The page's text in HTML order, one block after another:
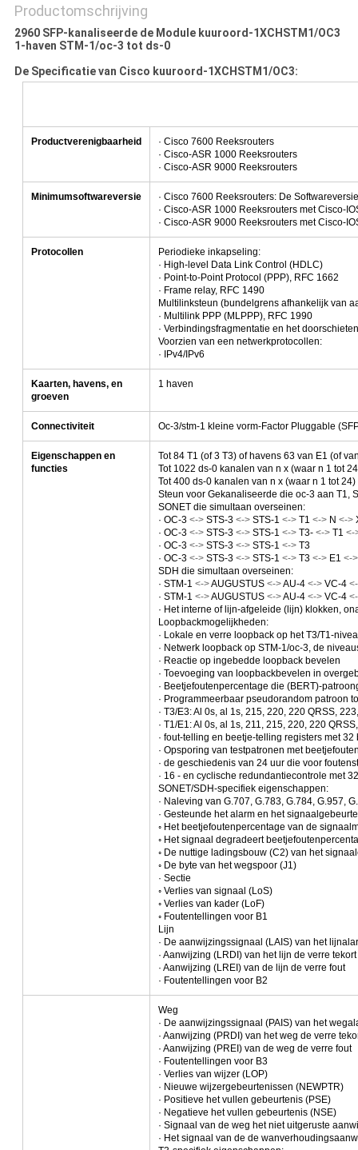
Productomschrijving
2960 SFP-kanaliseerde de Module kuuroord-1XCHSTM1/OC3
1-haven STM-1/oc-3 tot ds-0
De Specificatie van Cisco kuuroord-1XCHSTM1/OC3:
Productverenigbaarheid
· Cisco 7600 Reeksrouters
· Cisco-ASR 1000 Reeksrouters
· Cisco-ASR 9000 Reeksrouters
Minimumsoftwareversie
· Cisco 7600 Reeksrouters: De
· Cisco-ASR 1000 Reeksrouters met Cisco-
· Cisco-ASR 9000 Reeksrouters met Cisco-
Protocollen
Periodieke inkapseling:
· High-level Data Link Control (HDLC)
· Point-to-Point Protocol (PPP), RFC 1662
· Frame relay, RFC 1490
Multilinksteun (bundelgrens afhankelijk van
· Multilink PPP (MLPPP), RFC 1990
· Verbindingsfragmentatie en het
Voorzien van een netwerkprotocollen:
· IPv4/IPv6
Kaarten, havens, en
groeven
1 haven
Connectiviteit Oc-3/stm-1 kleine vorm-Factor Pluggable
Eigenschappen en
functies
Tot 84 T1 (of 3 T3) of havens 63 van E1 (of
Tot 1022 ds-0 kanalen van n x (waar n 1 tot
Tot 400 ds-0 kanalen van n x (waar n 1 tot
Steun voor Gekanaliseerde die oc-3 aan T1,
SONET die simultaan overseinen:
· OC-3<-> STS-3<-> STS-1 <-> T1 <-> N <->
· OC-3<-> STS-3<-> STS-1 <-> T3-<-> T1 <-
· OC-3<-> STS-3<-> STS-1 <-> T3
· OC-3<-> STS-3<-> STS-1 <-> T3<-> E1 <-
SDH die simultaan overseinen:
· STM-1 <->AUGUSTUS<->AU-4<-> VC-4
· STM-1 <->AUGUSTUS<->AU-4<-> VC-4
· Het interne of lijn-afgeleide (lijn) klokken,
Loopbackmogelijkheden:
· Lokale en verre loopback op het T3/T1-
· Netwerk loopback op STM-1/oc-3, de
· Reactie op ingebedde loopback bevelen
· Toevoeging van loopbackbevelen in
· Beetjefoutenpercentage die (BERT)-
· Programmeerbaar pseudorandom patroon
· T3/E3: Al 0s, al 1s, 215, 220, 220 QRSS,
· T1/E1: Al 0s, al 1s, 211, 215, 220, 220
· fout-telling en beetje-telling registers met 32
· Opsporing van testpatronen met
· de geschiedenis van 24 uur die voor
· 16 - en cyclische redundantiecontrole met
SONET/SDH-specifiek eigenschappen:
· Naleving van G.707, G.783, G.784, G.957,
· Gesteunde het alarm en het
◦ Het beetjefoutenpercentage van de
◦ Het signaal degradeert
◦ De nuttige ladingsbouw (C2) van het
◦ De byte van het wegspoor (J1)
· Sectie
◦ Verlies van signaal (LoS)
◦ Verlies van kader (LoF)
◦ Foutentellingen voor B1
Lijn
· De aanwijzingssignaal (LAIS) van het
· Aanwijzing (LRDI) van het lijn de verre tekort
· Aanwijzing (LREI) van de lijn de verre fout
· Foutentellingen voor B2
Weg
· De aanwijzingssignaal (PAIS) van het
· Aanwijzing (PRDI) van het weg de verre
· Aanwijzing (PREI) van de weg de verre fout
· Foutentellingen voor B3
· Verlies van wijzer (LOP)
· Nieuwe wijzergebeurtenissen (NEWPTR)
· Positieve het vullen gebeurtenis (PSE)
· Negatieve het vullen gebeurtenis (NSE)
· Signaal van de weg het niet uitgeruste
· Het signaal van de de